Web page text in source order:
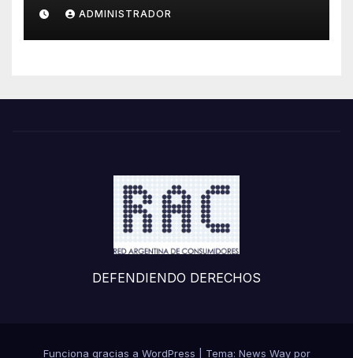
ADMINISTRADOR
DEFENDIENDO DERECHOS
Funciona gracias a WordPress Tema: News Way por